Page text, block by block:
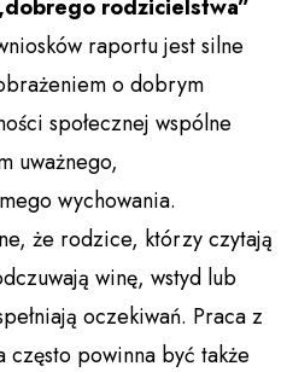
rodzicielstwa”
raportu jest silne
o dobrym
społecznej wspólne
uważnego,
wychowania.
że rodzice, którzy czytają
winę, wstyd lub
oczekiwań. Praca z
często powinna być także